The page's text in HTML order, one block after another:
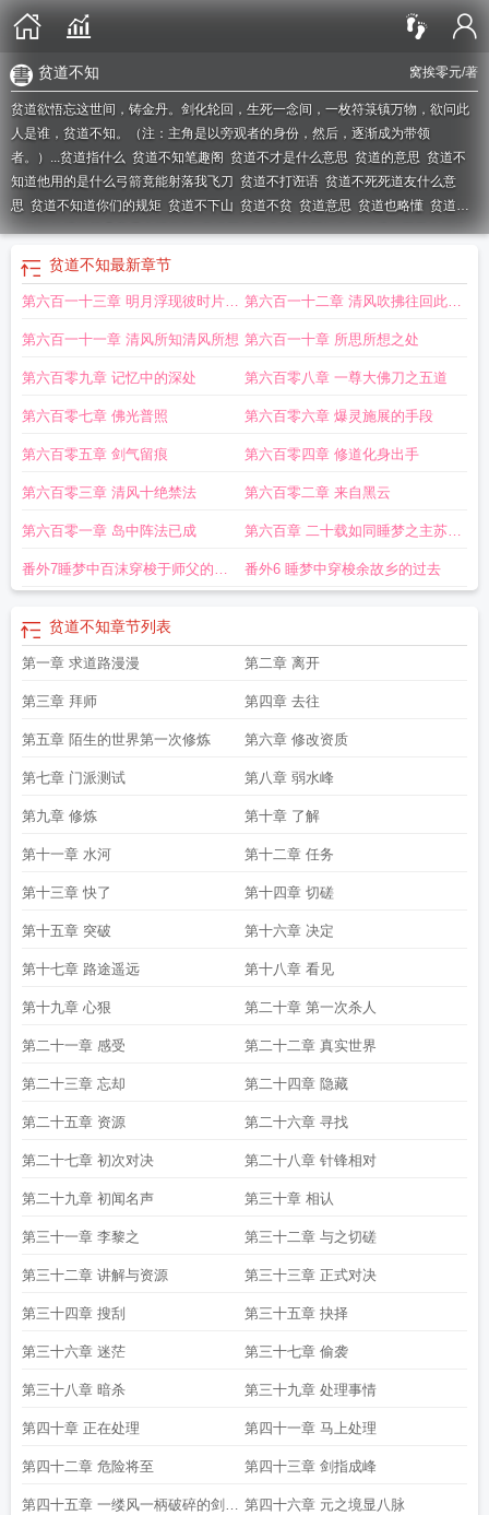
窝挨零元/著
贫道不知
贫道欲悟忘这世间，铸金丹。剑化轮回，生死一念间，一枚符箓镇万物，欲问此
人是谁，贫道不知。（注：主角是以旁观者的身份，然后，逐渐成为带领
者。）...贫道指什么 贫道不知笔趣阁 贫道不才是什么意思 贫道的意思 贫道不
知道他用的是什么弓箭竟能射落我飞刀 贫道不打诳语 贫道不死死道友什么意
思 贫道不知道你们的规矩 贫道不下山 贫道不贫 贫道意思 贫道也略懂 贫道不
知你们的规矩第几章雪中悍刀行贫道不知TXT贫道不知你们的规矩至于你们的
王法第几章雪中悍刀行 贫道不知道
友 贫道不算卦歌词
贫道不知最新章节
第六百一十三章 明月浮现彼时片刻
之间
第六百一十二章 清风吹拂往回此间
片刻
第六百一十一章 清风所知清风所想 第六百一十章 所思所想之处
第六百零九章 记忆中的深处 第六百零八章 一尊大佛刀之五道
第六百零七章 佛光普照 第六百零六章 爆灵施展的手段
第六百零五章 剑气留痕 第六百零四章 修道化身出手
第六百零三章 清风十绝禁法 第六百零二章 来自黑云
第六百零一章 岛中阵法已成 第六百章 二十载如同睡梦之主苏醒
恍然
番外7睡梦中百沫穿梭于师父的过 番外6 睡梦中穿梭余故乡的过去
贫道不知章节列表
第一章 求道路漫漫 第二章 离开
第三章 拜师 第四章 去往
第五章 陌生的世界第一次修炼 第六章 修改资质
第七章 门派测试 第八章 弱水峰
第九章 修炼 第十章 了解
第十一章 水河 第十二章 任务
第十三章 快了 第十四章 切磋
第十五章 突破 第十六章 决定
第十七章 路途遥远 第十八章 看见
第十九章 心狠 第二十章 第一次杀人
第二十一章 感受 第二十二章 真实世界
第二十三章 忘却 第二十四章 隐藏
第二十五章 资源 第二十六章 寻找
第二十七章 初次对决 第二十八章 针锋相对
第二十九章 初闻名声 第三十章 相认
第三十一章 李黎之 第三十二章 与之切磋
第三十二章 讲解与资源 第三十三章 正式对决
第三十四章 搜刮 第三十五章 抉择
第三十六章 迷茫 第三十七章 偷袭
第三十八章 暗杀 第三十九章 处理事情
第四十章 正在处理 第四十一章 马上处理
第四十二章 危险将至 第四十三章 剑指成峰
第四十五章 一缕风一柄破碎的剑化 第四十六章 元之境显八脉